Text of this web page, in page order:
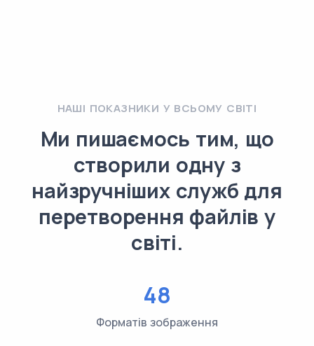
НАШІ ПОКАЗНИКИ У ВСЬОМУ СВІТІ
Ми пишаємось тим, що
створили одну з
найзручніших служб для
перетворення файлів у
світі.
48
Форматів зображення